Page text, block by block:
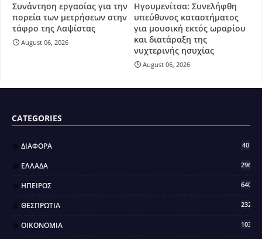
Συνάντηση εργασίας για την
πορεία των μετρήσεων στην
τάφρο της Λαψίστας
August 06, 2026
Ηγουμενίτσα: Συνελήφθη
υπεύθυνος καταστήματος
για μουσική εκτός ωραρίου
και διατάραξη της
νυχτερινής ησυχίας
August 06, 2026
CATEGORIES
ΔΙΑΦΟΡΑ 40
ΕΛΛΑΔΑ 296
ΗΠΕΙΡΟΣ 640
ΘΕΣΠΡΩΤΙΑ 2321
ΟΙΚΟΝΟΜΙΑ 103